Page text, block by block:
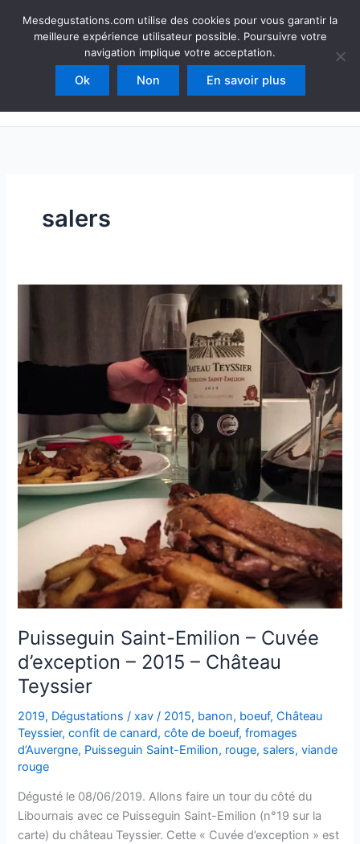
Mesdegustations
Dégustations, accords & autour du vin
Rechercher
salers
Puisseguin Saint-Emilion – Cuvée
d’exception – 2015 – Château
Teyssier
2019, Dégustations /xav/ 2015, banon, boeuf,Château
Teyssier,confit de canard,côte de boeuf,fromages
d’Auvergne, Puisseguin Saint-Emilion, rouge, salers,viande
rouge
Dégusté le 08/06/2019. Allons faire un tour du côté du
Libournais avec ce Puisseguin Saint-Emilion (n°19 sur la
carte) du château Teyssier. Cette « Cuvée d’exception » est
Mesdegustations.com utilise des cookies pour vous garantir la
meilleure expérience utilisateur possible. Poursuivre votre
navigation implique votre acceptation.
Ok Non En savoir plus